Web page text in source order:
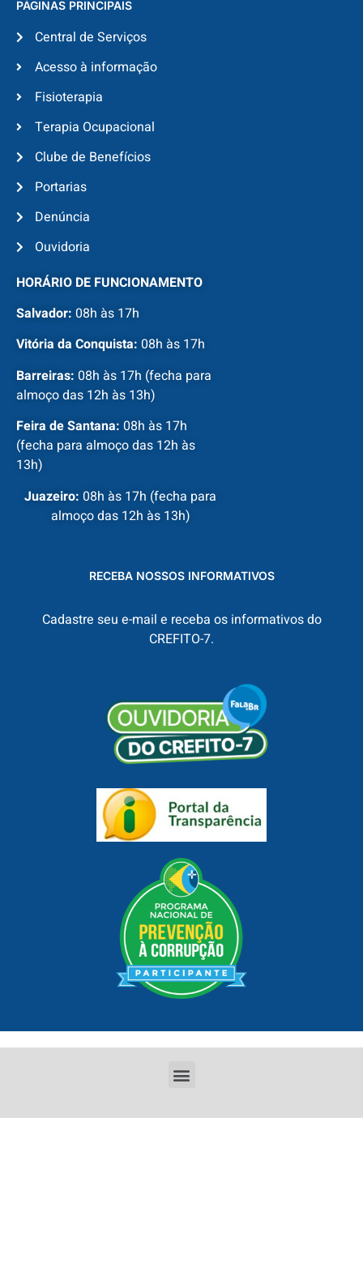
PÁGINAS PRINCIPAIS
Central de Serviços
Acesso à informação
Fisioterapia
Terapia Ocupacional
Clube de Benefícios
Portarias
Denúncia
Ouvidoria
HORÁRIO DE FUNCIONAMENTO
Salvador: 08h às 17h
Vitória da Conquista: 08h às 17h
Barreiras: 08h às 17h (fecha para
almoço das 12h às 13h)
Feira de Santana: 08h às 17h
(fecha para almoço das 12h às
13h)
Juazeiro: 08h às 17h (fecha para
almoço das 12h às 13h)
RECEBA NOSSOS INFORMATIVOS
Cadastre seu e-mail e receba os informativos do
CREFITO-7.